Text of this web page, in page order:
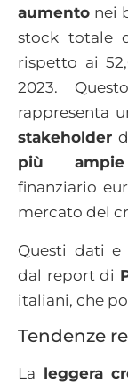
aumento nei
stock totale
rispetto ai
2023.
rappresenta
stakeholder
più ampie
finanziario
mercato del
Questi dati e
dal report di
italiani, che
Tendenze
La leggera